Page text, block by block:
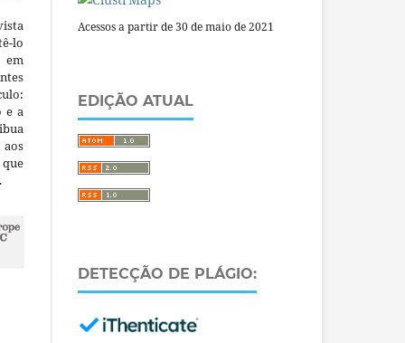
lo
em
e a
Acessos a partir de 30 de maio de 2021
EDIÇÃO ATUAL
DETECÇÃO DE PLÁGIO: